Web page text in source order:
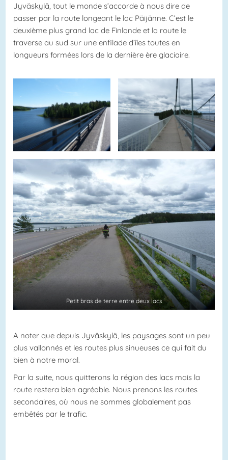
Jyväskylä, tout le monde s’accorde à nous dire de
passer par la route longeant le lac Päijänne. C’est le
deuxième plus grand lac de Finlande et la route le
traverse au sud sur une enfilade d’îles toutes en
longueurs formées lors de la dernière ère glaciaire.
Petit bras de terre entre deux lacs
A noter que depuis Jyväskylä, les paysages sont un peu
plus vallonnés et les routes plus sinueuses ce qui fait du
bien à notre moral.
Par la suite, nous quitterons la région des lacs mais la
route restera bien agréable. Nous prenons les routes
secondaires, où nous ne sommes globalement pas
embêtés par le trafic.